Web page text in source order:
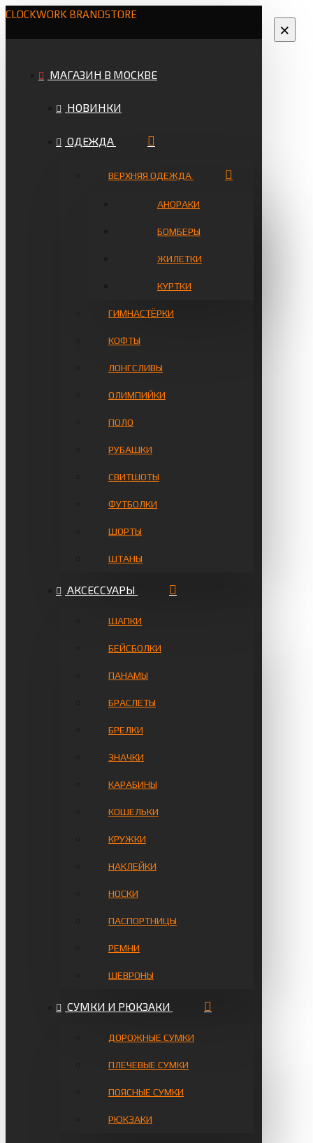
CLOCKWORK BRANDSTORE
МАГАЗИН В МОСКВЕ
НОВИНКИ
ОДЕЖДА
ВЕРХНЯЯ ОДЕЖДА
АНОРАКИ
БОМБЕРЫ
ЖИЛЕТКИ
КУРТКИ
ГИМНАСТЁРКИ
КОФТЫ
ЛОНГСЛИВЫ
ОЛИМПИЙКИ
ПОЛО
РУБАШКИ
СВИТШОТЫ
ФУТБОЛКИ
ШОРТЫ
ШТАНЫ
АКСЕССУАРЫ
ШАПКИ
БЕЙСБОЛКИ
ПАНАМЫ
БРАСЛЕТЫ
БРЕЛКИ
ЗНАЧКИ
КАРАБИНЫ
КОШЕЛЬКИ
КРУЖКИ
НАКЛЕЙКИ
НОСКИ
ПАСПОРТНИЦЫ
РЕМНИ
ШЕВРОНЫ
СУМКИ И РЮКЗАКИ
ДОРОЖНЫЕ СУМКИ
ПЛЕЧЕВЫЕ СУМКИ
ПОЯСНЫЕ СУМКИ
РЮКЗАКИ
×